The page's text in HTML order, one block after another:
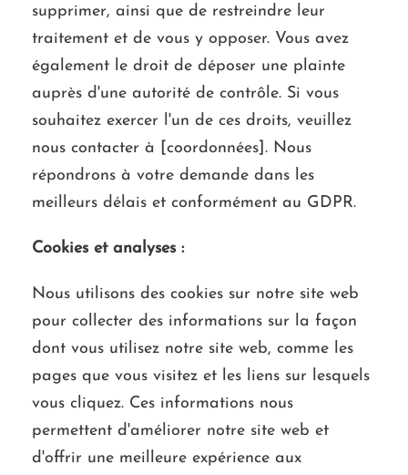
supprimer, ainsi que de restreindre leur
traitement et de vous y opposer. Vous avez
également le droit de déposer une plainte
auprès d'une autorité de contrôle. Si vous
souhaitez exercer l'un de ces droits, veuillez
nous contacter à [coordonnées]. Nous
répondrons à votre demande dans les
meilleurs délais et conformément au GDPR.
Cookies et analyses :
Nous utilisons des cookies sur notre site web
pour collecter des informations sur la façon
dont vous utilisez notre site web, comme les
pages que vous visitez et les liens sur lesquels
vous cliquez. Ces informations nous
permettent d'améliorer notre site web et
d'offrir une meilleure expérience aux